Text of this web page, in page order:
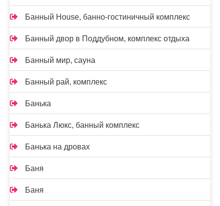
Банный House, банно-гостиничный комплекс
Банный двор в Поддубном, комплекс отдыха
Банный мир, сауна
Банный рай, комплекс
Банька
Банька Люкс, банный комплекс
Банька на дровах
Баня
Баня